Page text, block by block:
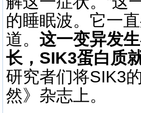
的睡眠波。它一
道。 这一变异发
长，SIK3蛋白质
研究者们将SIK3
然》杂志上。